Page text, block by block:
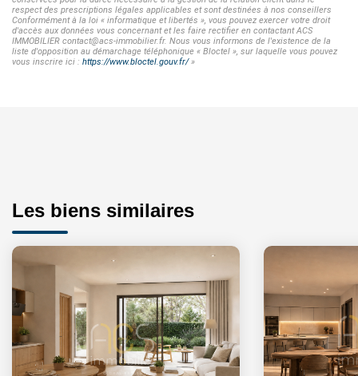
respect des prescriptions légales applicables et sont destinées à nos conseillers
Conformément à la loi « informatique et libertés », vous pouvez exercer votre droit
d'accès aux données vous concernant et les faire rectifier en contactant ACS
IMMOBILIER contact@acs-immobilier.fr. Nous vous informons de l'existence de la
liste d'opposition au démarchage téléphonique « Bloctel », sur laquelle vous pouvez
vous inscrire ici : https://www.bloctel.gouv.fr/»
Les biens similaires